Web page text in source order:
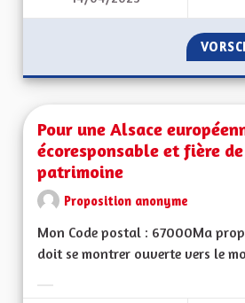
Pour une Alsace
écoresponsable et fière
patrimoine
Proposition anonyme
Mon Code postal : 67000Ma
doit se montrer ouverte vers le